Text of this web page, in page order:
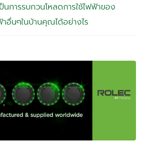
นการรบกวนโหลดการใช้ไฟฟ้าของ
อื่นๆในบ้านคุณได้อย่างไร